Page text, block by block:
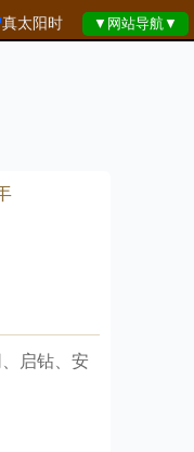
真太阳时
启钻、安